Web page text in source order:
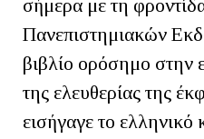
σήμερα με τη
Πανεπιστημιακών
βιβλίο ορόσημο στην
της ελευθερίας της
εισήγαγε το ελληνικό